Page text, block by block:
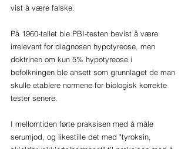
vist å være falske.
På 1960-tallet ble PBI-testen bevist å være
irrelevant for diagnosen hypotyreose, men
doktrinen om kun 5% hypotyreose i
befolkningen ble ansett som grunnlaget de man
skulle etablere normene for biologisk korrekte
tester senere.
I mellomtiden førte praksisen med å måle
serumjod, og likestille det med "tyroksin,